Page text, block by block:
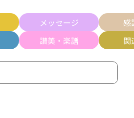
メッセージ 感
讃美・楽譜 関